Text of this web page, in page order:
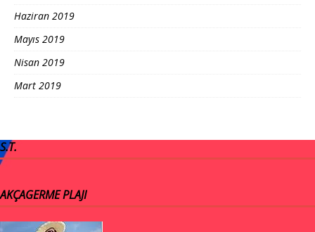
Haziran 2019
Mayıs 2019
Nisan 2019
Mart 2019
S.T.
AKÇAGERME PLAJI